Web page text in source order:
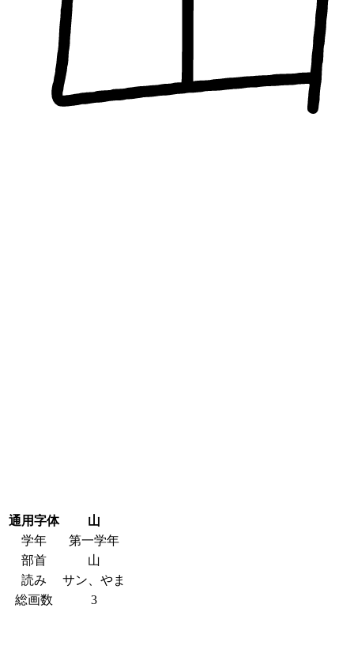
通用字体
山
学年
第一学年
部首
山
読み
サン、やま
総画数
3